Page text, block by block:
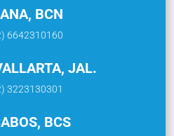
BCN
6642310160
JAL.
3223130301
BCS